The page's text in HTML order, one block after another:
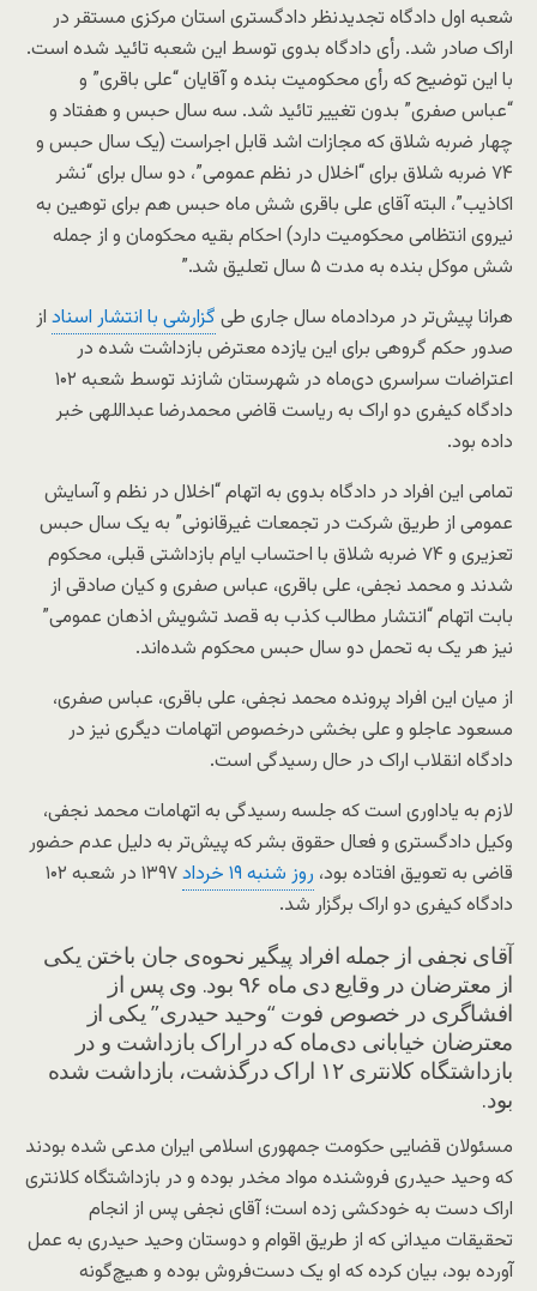
شعبه اول دادگاه تجدیدنظر دادگستری استان مرکزی مستقر در
اراک صادر شد. رأی دادگاه بدوی توسط این شعبه تائید شده است.
با این توضیح که رأی محکومیت بنده و آقایان “علی باقری” و
“عباس صفری” بدون تغییر تائید شد. سه سال حبس و هفتاد و
چهار ضربه شلاق که مجازات اشد قابل اجراست (یک سال حبس و
۷۴ ضربه شلاق برای “اخلال در نظم عمومی”، دو سال برای “نشر
اکاذیب”، البته آقای علی باقری شش ماه حبس هم برای توهین به
نیروی انتظامی محکومیت دارد) احکام بقیه محکومان و از جمله
شش موکل بنده به مدت ۵ سال تعلیق شد.”
هرانا پیش‌تر در مردادماه سال جاری طی گزارشی با انتشار اسناد از
صدور حکم گروهی برای این یازده معترض بازداشت شده در
اعتراضات سراسری دی‌ماه در شهرستان شازند توسط شعبه ۱۰۲
دادگاه کیفری دو اراک به ریاست قاضی محمدرضا عبداللهی خبر
داده بود.
تمامی این افراد در دادگاه بدوی به اتهام “اخلال در نظم و آسایش
عمومی از طریق شرکت در تجمعات غیرقانونی” به یک سال حبس
تعزیری و ۷۴ ضربه شلاق با احتساب ایام بازداشتی قبلی، محکوم
شدند و محمد نجفی، علی باقری، عباس صفری و کیان صادقی از
بابت اتهام “انتشار مطالب کذب به قصد تشویش اذهان عمومی”
نیز هر یک به تحمل دو سال حبس محکوم شده‌اند.
از میان این افراد پرونده محمد نجفی، علی باقری، عباس صفری،
مسعود عاجلو و علی بخشی درخصوص اتهامات دیگری نیز در
دادگاه انقلاب اراک در حال رسیدگی است.
لازم به یاداوری است که جلسه رسیدگی به اتهامات محمد نجفی،
وکیل دادگستری و فعال حقوق بشر که پیش‌تر به دلیل عدم حضور
قاضی به تعویق افتاده بود، روز شنبه ۱۹ خرداد
۱۳۹۷ در شعبه ۱۰۲
دادگاه کیفری دو اراک برگزار شد.
آقای نجفی از جمله افراد پیگیر نحوه‌ی جان باختن یکی
از معترضان در وقایع دی ماه ۹۶ بود. وی پس از
افشاگری در خصوص فوت “وحید حیدری” یکی از
معترضان خیابانی دی‌ماه که در اراک بازداشت و در
بازداشتگاه کلانتری ۱۲ اراک درگذشت، بازداشت شده
بود.
مسئولان قضایی حکومت جمهوری اسلامی ایران مدعی شده بودند
که وحید حیدری فروشنده مواد مخدر بوده و در بازداشتگاه کلانتری
اراک دست به خودکشی زده است؛ آقای نجفی پس از انجام
تحقیقات میدانی که از طریق اقوام و دوستان وحید حیدری به عمل
آورده بود، بیان کرده که او یک دست‌فروش بوده و هیچ‌گونه